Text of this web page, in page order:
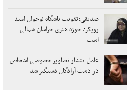
صدیقی:تقویت باشگاه نوجوان امید
رویکرد حوزه هنری خراسان شمالی
است
عامل انتشار تصاویر خصوصی اشخاص
در دشت آزادگان دستگیر شد